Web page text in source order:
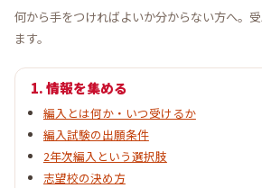
何から手をつければよいか分からない方へ。
ます。
1. 情報を集める
編入とは何か・いつ受けるか
編入試験の出願条件
2年次編入という選択肢
志望校の決め方